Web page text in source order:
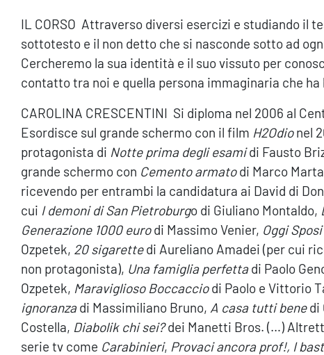
IL CORSO Attraverso diversi esercizi e studiando il
sottotesto e il non detto che si nasconde sotto ad
Cercheremo la sua identità e il suo vissuto per
contatto tra noi e quella persona immaginaria che
CAROLINA CRESCENTINI Si diploma nel 2006 al
Esordisce sul grande schermo con il film H2Odionel
protagonista di Notte prima degli esamidi Fausto
grande schermo con Cemento armatodi Marco
ricevendo per entrambi la candidatura ai David di
cui I demoni di San Pietroburgo di Giuliano Montaldo,
Generazione 1000 eurodi Massimo Venier, Oggi Sposi
Ozpetek, 20 sigarettedi Aureliano Amadei (per cui
non protagonista), Una famiglia perfettadi Paolo
Ozpetek, Maraviglioso Boccacciodi Paolo e Vittorio
ignoranzadi Massimiliano Bruno, A casa tutti benedi
Costella, Diabolik chi sei?dei Manetti Bros. (…)
serie tv come Carabinieri, Provaci ancora prof!, I